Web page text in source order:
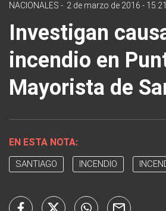
NACIONALES - 2 de marzo de 2016 - 15:21
Investigan
incendio en
Mayorista de
EN ESTA NOTA:
SANTIAGO INCENDIO